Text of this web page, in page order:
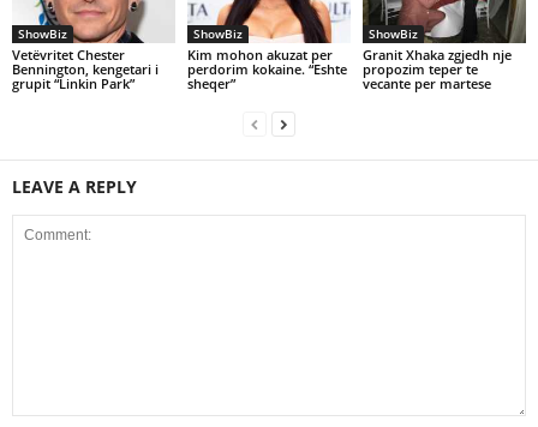
ShowBiz
Vetëvritet Chester
Bennington, kengetari i
grupit “Linkin Park”
ShowBiz
Kim mohon akuzat per
perdorim kokaine. “Eshte
sheqer”
ShowBiz
Granit Xhaka zgjedh nje
propozim teper te
vecante per martese
LEAVE A REPLY